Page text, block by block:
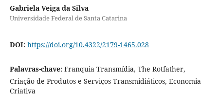
Gabriela Veiga da Silva
Universidade Federal de Santa Catarina
DOI: https://doi.org/10.4322/2179-1465.028
Palavras-chave: Franquia Transmídia, The Rotfather,
Criação de Produtos e Serviços Transmidiáticos, Economia
Criativa